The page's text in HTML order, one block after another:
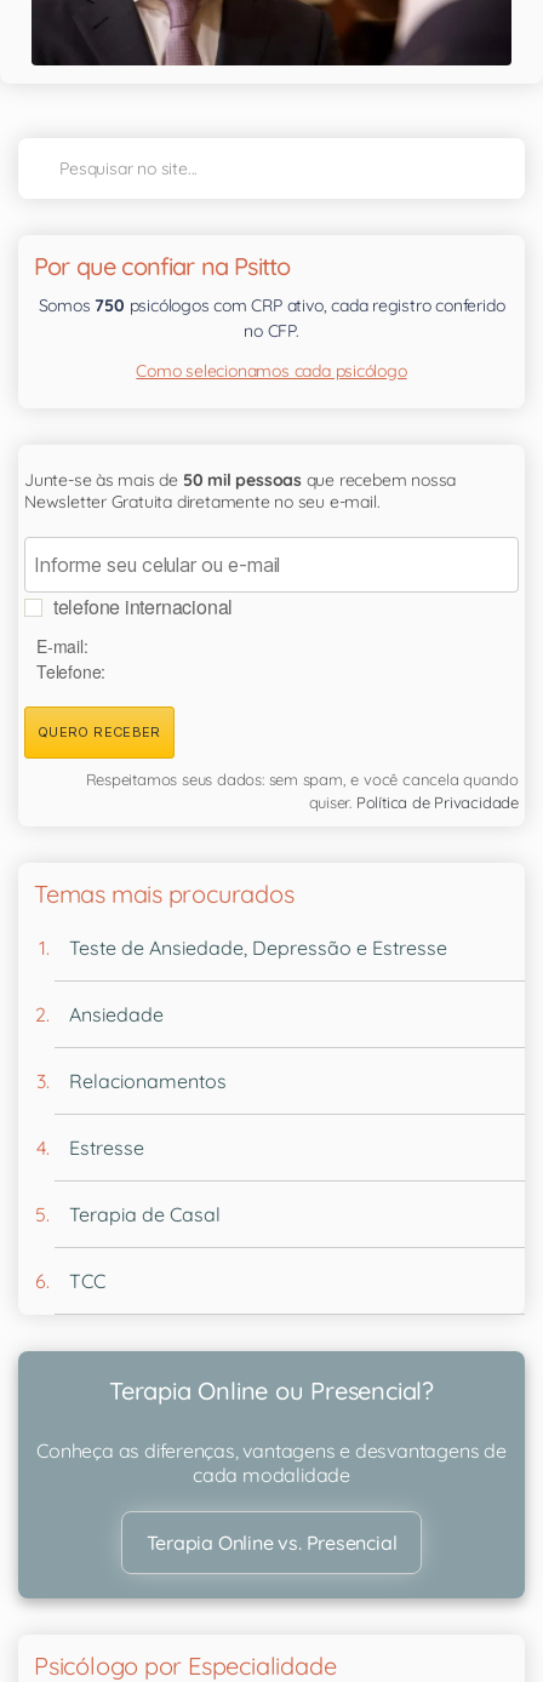
Por que confiar na Psitto
Somos 750 psicólogos com CRP ativo, cada registro conferido
no CFP.
Como selecionamos cada psicólogo
Junte-se às mais de 50 mil pessoasque recebem nossa
Newsletter Gratuita diretamente no seu e-mail.
telefone internacional
E-mail:
Telefone:
QUERO RECEBER
Respeitamos seus dados: sem spam, e você cancela quando
quiser. Política de Privacidade
Temas mais procurados
Teste de Ansiedade, Depressão e Estresse
Ansiedade
Relacionamentos
Estresse
Terapia de Casal
TCC
Terapia Online ou Presencial?
Conheça as diferenças, vantagens e desvantagens de
cada modalidade
Terapia Online vs. Presencial
Psicólogo por Especialidade